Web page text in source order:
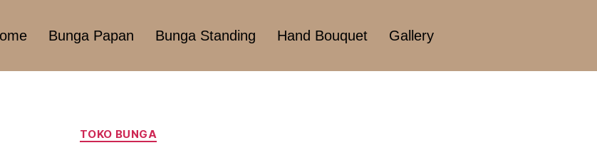
Bunga Papan Bunga Standing Hand Bouquet Gallery
TOKO BUNGA